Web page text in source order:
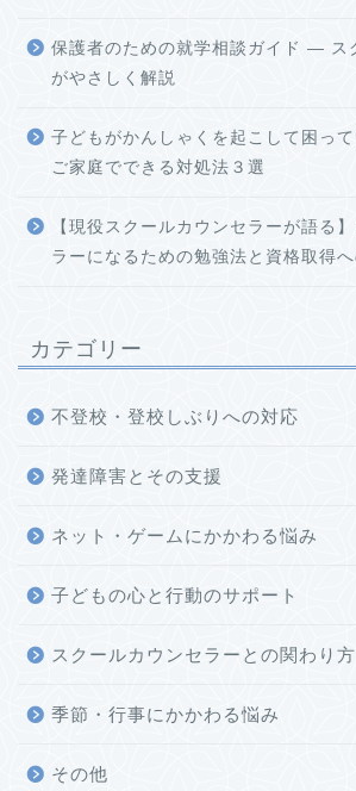
保護者のための就学相談ガイド ― ス
がやさしく解説
子どもがかんしゃくを起こして困っ
ご家庭でできる対処法３選
【現役スクールカウンセラーが語る
ラーになるための勉強法と資格取得
カテゴリー
不登校・登校しぶりへの対応
発達障害とその支援
ネット・ゲームにかかわる悩み
子どもの心と行動のサポート
スクールカウンセラーとの関わり方
季節・行事にかかわる悩み
その他
お問